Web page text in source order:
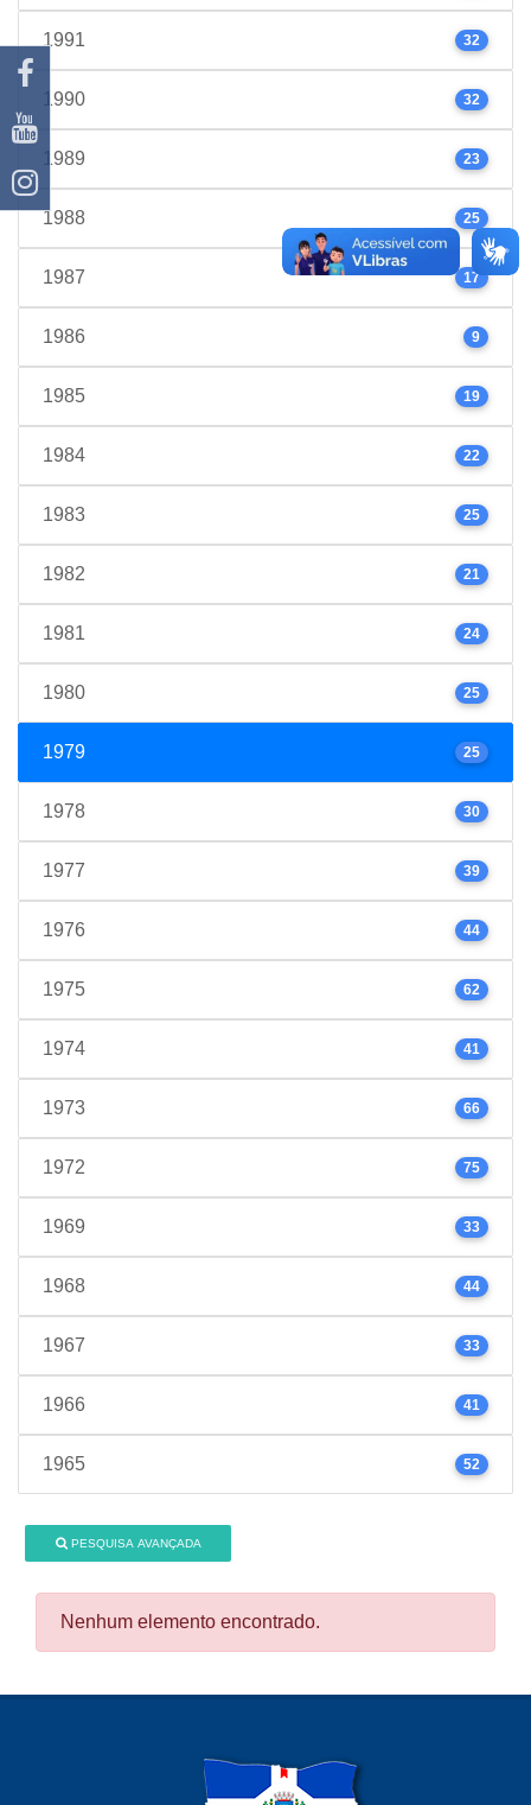
1991 32
1990 32
1989 23
1988 25
1987 17
1986 9
1985 19
1984 22
1983 25
1982 21
1981 24
1980 25
1979 25
1978 30
1977 39
1976 44
1975 62
1974 41
1973 66
1972 75
1969 33
1968 44
1967 33
1966 41
1965 52
PESQUISA AVANÇADA
Nenhum elemento encontrado.